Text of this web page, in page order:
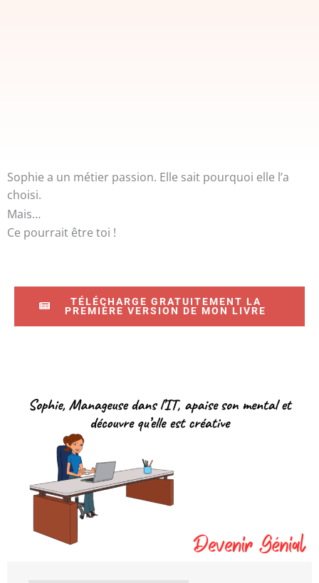
Sophie a un métier passion. Elle sait pourquoi elle l’a
choisi.
Mais…
Ce pourrait être toi !
TÉLÉCHARGE GRATUITEMENT LA
PREMIÈRE VERSION DE MON LIVRE